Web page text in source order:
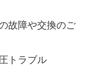
故障や交換のご
トラブル